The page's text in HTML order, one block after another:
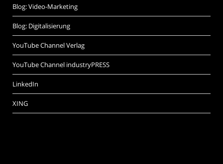
Blog: Video-Marketing
Blog: Digitalisierung
YouTube Channel Verlag
YouTube Channel industryPRESS
LinkedIn
XING